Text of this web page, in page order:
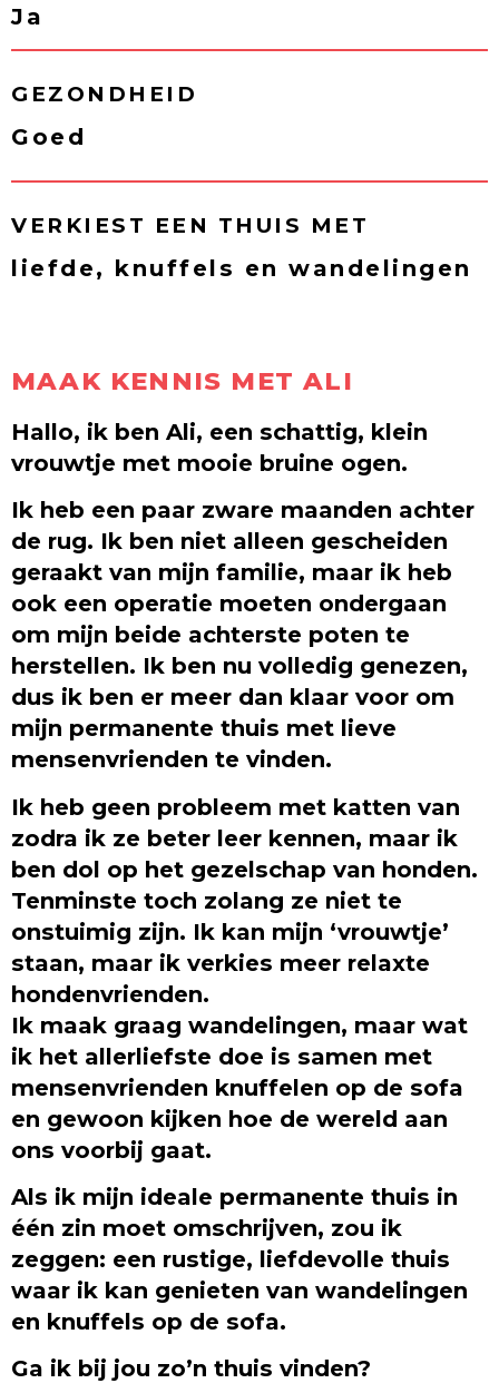
Ja
GEZONDHEID
Goed
VERKIEST EEN THUIS MET
liefde, knuffels en wandelingen
MAAK KENNIS MET ALI
Hallo, ik ben Ali, een schattig, klein
vrouwtje met mooie bruine ogen.
Ik heb een paar zware maanden achter
de rug. Ik ben niet alleen gescheiden
geraakt van mijn familie, maar ik heb
ook een operatie moeten ondergaan
om mijn beide achterste poten te
herstellen. Ik ben nu volledig genezen,
dus ik ben er meer dan klaar voor om
mijn permanente thuis met lieve
mensenvrienden te vinden.
Ik heb geen probleem met katten van
zodra ik ze beter leer kennen, maar ik
ben dol op het gezelschap van honden.
Tenminste toch zolang ze niet te
onstuimig zijn. Ik kan mijn ‘vrouwtje’
staan, maar ik verkies meer relaxte
hondenvrienden.
Ik maak graag wandelingen, maar wat
ik het allerliefste doe is samen met
mensenvrienden knuffelen op de sofa
en gewoon kijken hoe de wereld aan
ons voorbij gaat.
Als ik mijn ideale permanente thuis in
één zin moet omschrijven, zou ik
zeggen: een rustige, liefdevolle thuis
waar ik kan genieten van wandelingen
en knuffels op de sofa.
Ga ik bij jou zo’n thuis vinden?